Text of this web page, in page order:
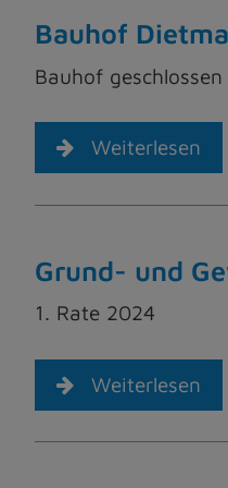
Bauhof
Bauhof geschlossen
Weiterlesen
Grund- und
1. Rate 2024
Weiterlesen